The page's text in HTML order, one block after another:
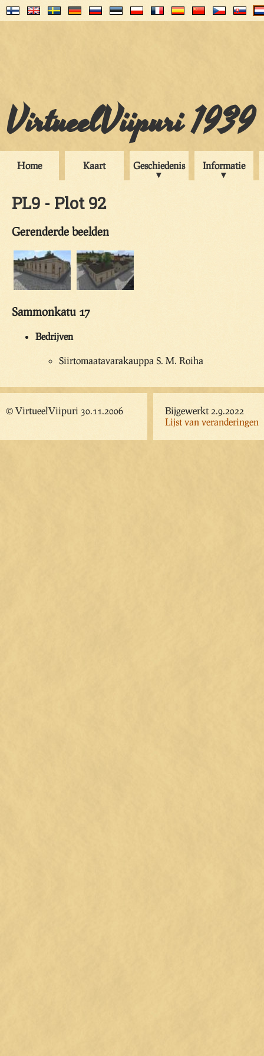
VirtueelViipuri 1939
Home Kaart Geschiedenis Informatie
PL9 - Plot 92
Gerenderde beelden
Sammonkatu 17
Bedrijven
Siirtomaatavarakauppa S. M. Roiha
© VirtueelViipuri 30.11.2006
Bijgewerkt 2.9.2022
Lijst van veranderingen